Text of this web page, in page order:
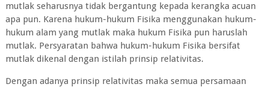
mutlak seharusnya tidak bergantung kepada kerangka acuan
apa pun. Karena hukum-hukum Fisika menggunakan hukum-
hukum alam yang mutlak maka hukum Fisika pun haruslah
mutlak. Persyaratan bahwa hukum-hukum Fisika bersifat
mutlak dikenal dengan istilah prinsip relativitas.
Dengan adanya prinsip relativitas maka semua persamaan